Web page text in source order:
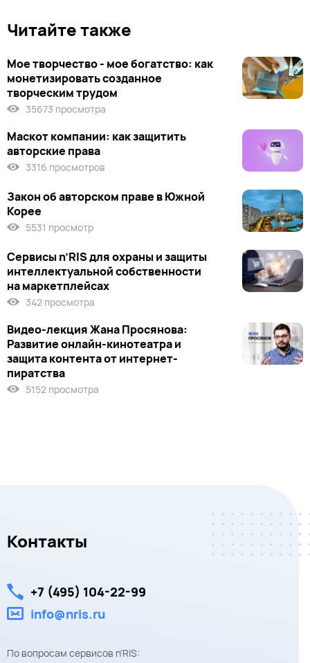
Читайте также
Мое творчество - мое богатство: как
монетизировать созданное
творческим трудом
35673 просмотра
Маскот компании: как защитить
авторские права
3316 просмотров
Закон об авторском праве в Южной
Корее
5531 просмотр
Сервисы n’RIS для охраны и защиты
интеллектуальной собственности
на маркетплейсах
342 просмотра
Видео-лекция Жана Просянова:
Развитие онлайн-кинотеатра и
защита контента от интернет-
пиратства
5152 просмотра
Контакты
+7 (495) 104-22-99
info@nris.ru
По вопросам сервисов n'RIS: